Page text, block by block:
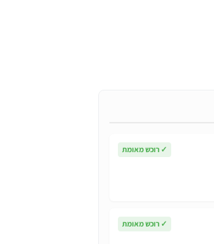
✓ רוכש מאומת
✓ רוכש מאומת